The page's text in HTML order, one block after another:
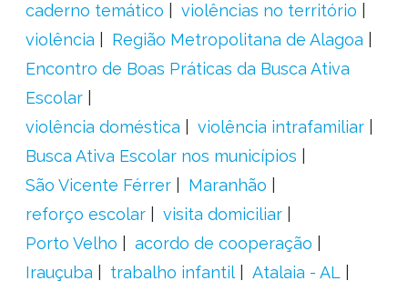
caderno temático
violências no território
violência
Região Metropolitana de Alagoa
Encontro de Boas Práticas da Busca Ativa
Escolar
violência doméstica
violência intrafamiliar
Busca Ativa Escolar nos municípios
São Vicente Férrer
Maranhão
reforço escolar
visita domiciliar
Porto Velho
acordo de cooperação
Irauçuba
trabalho infantil
Atalaia - AL